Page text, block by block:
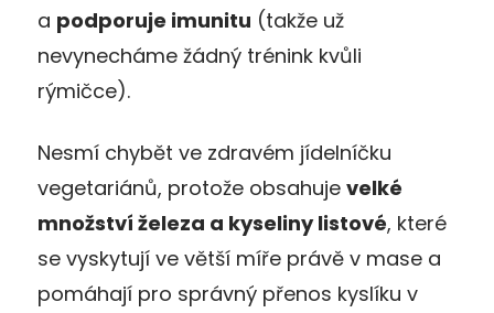
a podporuje imunitu (takže už
nevynecháme žádný trénink kvůli
rýmičce).
Nesmí chybět ve zdravém jídelníčku
vegetariánů, protože obsahuje velké
množství železa a kyseliny listové, které
se vyskytují ve větší míře právě v mase a
pomáhají pro správný přenos kyslíku v